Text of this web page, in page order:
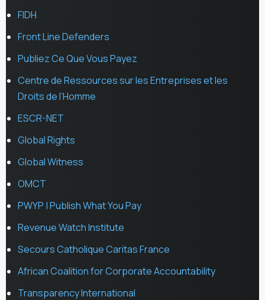
FIDH
Front Line Defenders
Publiez Ce Que Vous Payez
Centre de Ressources sur les Entreprises et les
Droits de l’Homme
ESCR-NET
Global Rights
Global Witness
OMCT
PWYP | Publish What You Pay
Revenue Watch Institute
Secours Catholique Caritas France
African Coalition for Corporate Accountability
Transparency International